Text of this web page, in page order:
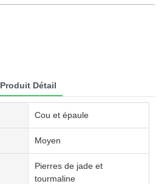
Produit Détail
Cou et épaule
Moyen
Pierres de jade et
tourmaline